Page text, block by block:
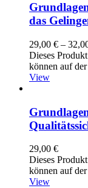
das
29,00 € –
Dieses
können auf
View
29,00 €
Dieses
können auf
View